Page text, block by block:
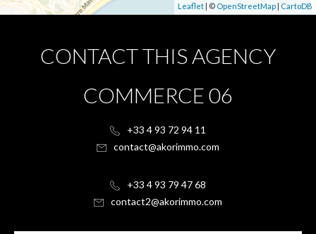
Leaflet | © OpenStreetMap | CartoDB
CONTACT THIS AGENCY
COMMERCE 06
+33 4 93 72 94 11
contact@akorimmo.com
+33 4 93 79 47 68
contact2@akorimmo.com